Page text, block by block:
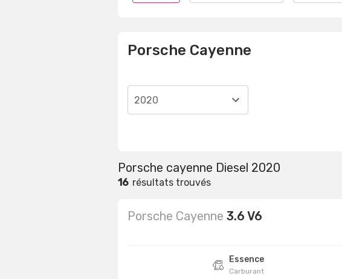
Porsche Cayenne
2020
Porsche cayenne Diesel 2020
16 résultats trouvés
Porsche Cayenne 3.6 V6
Essence
Carburant